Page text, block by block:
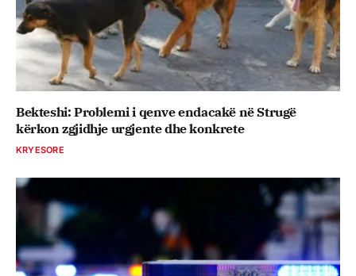
Bekteshi: Problemi i qenve endacakë në Strugë
kërkon zgjidhje urgjente dhe konkrete
KRYESORE